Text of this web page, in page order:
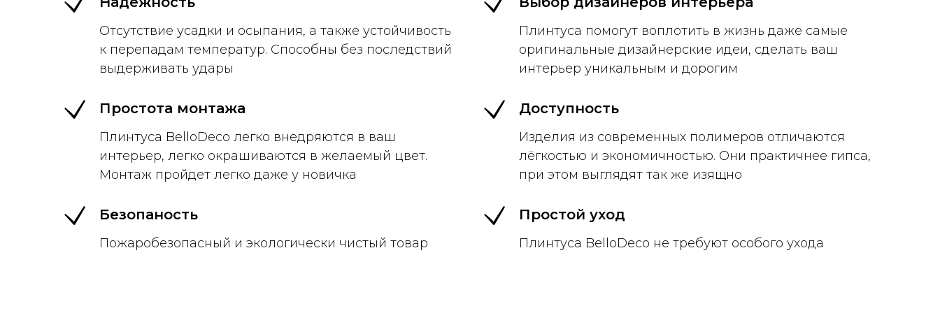
Отсутствие усадки и осыпания, а также устойчивость
к перепадам температур. Способны без последствий
выдерживать удары
Плинтуса помогут воплотить в жизнь даже самые
оригинальные дизайнерские идеи, сделать ваш
интерьер уникальным и дорогим
Простота монтажа
Плинтуса BelloDeco легко внедряются в ваш
интерьер, легко окрашиваются в желаемый цвет.
Монтаж пройдет легко даже у новичка
Доступность
Изделия из современных полимеров отличаются
лёгкостью и экономичностью. Они практичнее гипса,
при этом выглядят так же изящно
Безопаность
Пожаробезопасный и экологически чистый товар
Простой уход
Плинтуса BelloDeco не требуют особого ухода